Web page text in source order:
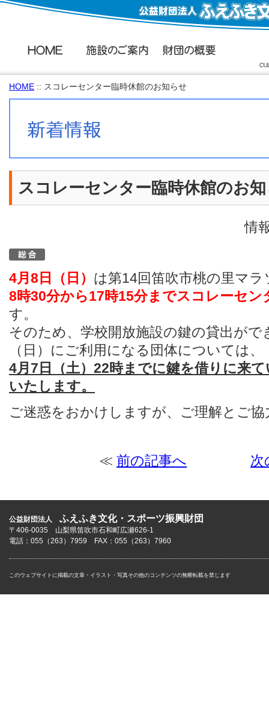
HOME :: スコレーセンター臨時休館のお知らせ
スコレーセンター臨時休館のお
情
4月8日（日） は第14回笛吹市桃の里マ
8時30分から17時15分までスコレーセン
す。
そのため、学校開放施設の鍵の貸出が
（日）にご利用になる団体については、
4月7日（土）22時までに鍵を借りに来
いたします。
ご迷惑をおかけしますが、ご理解とご
≪ 前の記事へ 次
公益財団法人 ふえふき文化・スポーツ振興財団
〒406-0035 山梨県笛吹市石和町広瀬626-1
電話：055（263）7959 FAX：055（263）7960
このウェブサイトに掲載の文章・イラスト・写真その他のコンテンツの無断転載を禁じます